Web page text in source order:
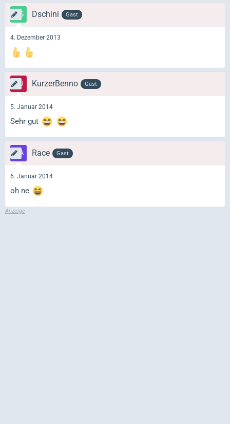
Dschini Gast
4. Dezember 2013
KurzerBenno Gast
5. Januar 2014
Sehr gut
Race Gast
6. Januar 2014
oh ne